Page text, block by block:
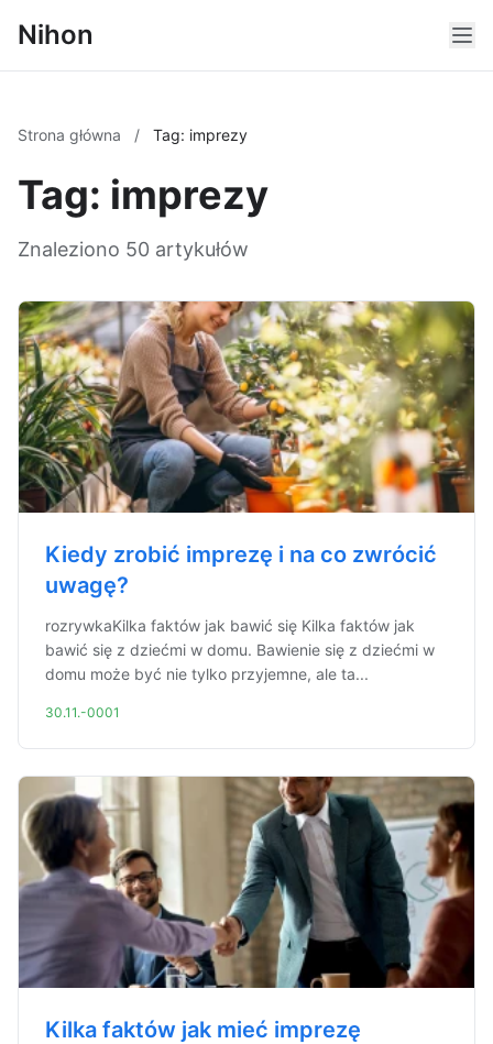
Nihon
Strona główna / Tag: imprezy
Tag: imprezy
Znaleziono 50 artykułów
Kiedy zrobić imprezę i na co zwrócić
uwagę?
rozrywkaKilka faktów jak bawić się Kilka faktów jak
bawić się z dziećmi w domu. Bawienie się z dziećmi w
domu może być nie tylko przyjemne, ale ta...
30.11.-0001
Kilka faktów jak mieć imprezę